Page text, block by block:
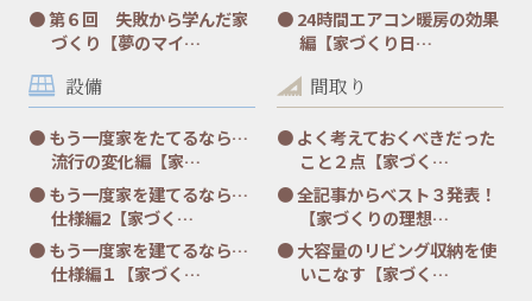
第６回 失敗から学んだ家
づくり【夢のマイ…
24時間エアコン暖房の効果
編【家づくり日…
設備
もう一度家をたてるなら…
流行の変化編【家…
もう一度家を建てるなら…
仕様編2【家づく…
もう一度家を建てるなら…
仕様編１【家づく…
間取り
よく考えておくべきだった
こと２点【家づく…
全記事からベスト３発表！
【家づくりの理想…
大容量のリビング収納を使
いこなす【家づく…